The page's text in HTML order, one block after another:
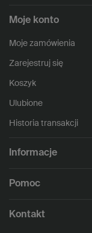
Moje konto
Moje zamówienia
Zarejestruj się
Koszyk
Ulubione
Historia transakcji
Informacje
Pomoc
Kontakt